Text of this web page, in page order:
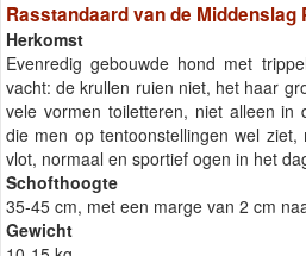
Rasstandaard van de Middenslag
Herkomst
Evenredig gebouwde hond met
vacht: de krullen ruien niet, het haar
vele vormen toiletteren, niet alleen in
die men op tentoonstellingen wel
vlot, normaal en sportief ogen in het
Schofthoogte
35-45 cm, met een marge van 2 cm
Gewicht